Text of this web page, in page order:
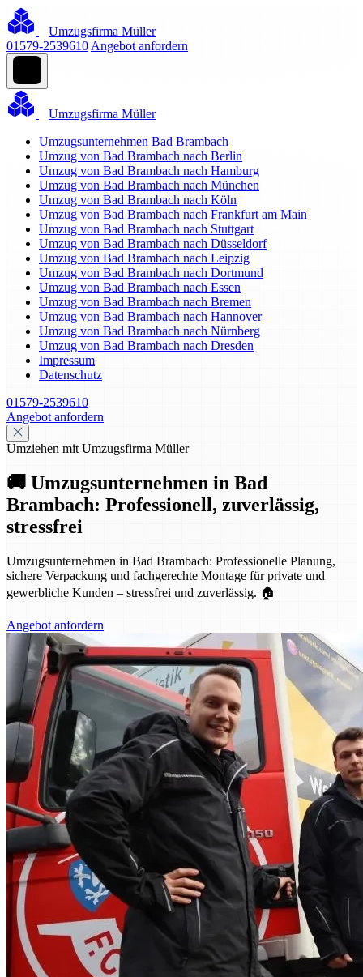
Umzugsfirma Müller
01579-2539610 Angebot anfordern
Umzugsfirma Müller
Umzugsunternehmen Bad Brambach
Umzug von Bad Brambach nach Berlin
Umzug von Bad Brambach nach Hamburg
Umzug von Bad Brambach nach München
Umzug von Bad Brambach nach Köln
Umzug von Bad Brambach nach Frankfurt am Main
Umzug von Bad Brambach nach Stuttgart
Umzug von Bad Brambach nach Düsseldorf
Umzug von Bad Brambach nach Leipzig
Umzug von Bad Brambach nach Dortmund
Umzug von Bad Brambach nach Essen
Umzug von Bad Brambach nach Bremen
Umzug von Bad Brambach nach Hannover
Umzug von Bad Brambach nach Nürnberg
Umzug von Bad Brambach nach Dresden
Impressum
Datenschutz
01579-2539610
Angebot anfordern
Umziehen mit Umzugsfirma Müller
🚚 Umzugsunternehmen in Bad
Brambach: Professionell, zuverlässig,
stressfrei
Umzugsunternehmen in Bad Brambach: Professionelle Planung,
sichere Verpackung und fachgerechte Montage für private und
gewerbliche Kunden – stressfrei und zuverlässig. 🏠
Angebot anfordern